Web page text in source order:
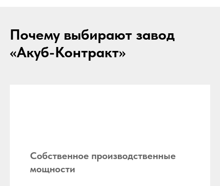
Почему выбирают завод
«Акуб-Контракт»
Собственное производственные
мощности